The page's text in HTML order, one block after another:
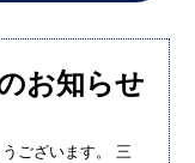
お知らせ
ございます。 三